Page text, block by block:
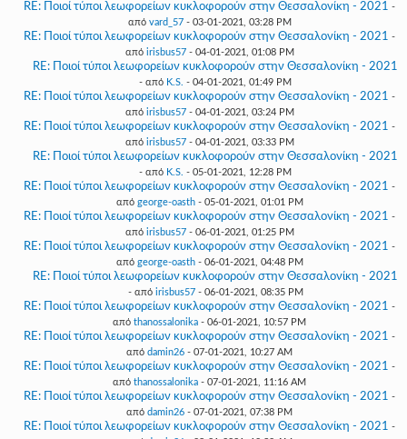
RE: Ποιοί τύποι λεωφορείων κυκλοφορούν στην Θεσσαλονίκη - 2021 -
από vard_57- 03-01-2021, 03:28 PM
RE: Ποιοί τύποι λεωφορείων κυκλοφορούν στην Θεσσαλονίκη - 2021 -
από irisbus57- 04-01-2021, 01:08 PM
RE: Ποιοί τύποι λεωφορείων κυκλοφορούν στην Θεσσαλονίκη - 2021
- από K.S. - 04-01-2021, 01:49 PM
RE: Ποιοί τύποι λεωφορείων κυκλοφορούν στην Θεσσαλονίκη - 2021 -
από irisbus57- 04-01-2021, 03:24 PM
RE: Ποιοί τύποι λεωφορείων κυκλοφορούν στην Θεσσαλονίκη - 2021 -
από irisbus57- 04-01-2021, 03:33 PM
RE: Ποιοί τύποι λεωφορείων κυκλοφορούν στην Θεσσαλονίκη - 2021
- από K.S. - 05-01-2021, 12:28 PM
RE: Ποιοί τύποι λεωφορείων κυκλοφορούν στην Θεσσαλονίκη - 2021 -
από george-oasth- 05-01-2021, 01:01 PM
RE: Ποιοί τύποι λεωφορείων κυκλοφορούν στην Θεσσαλονίκη - 2021 -
από irisbus57- 06-01-2021, 01:25 PM
RE: Ποιοί τύποι λεωφορείων κυκλοφορούν στην Θεσσαλονίκη - 2021 -
από george-oasth- 06-01-2021, 04:48 PM
RE: Ποιοί τύποι λεωφορείων κυκλοφορούν στην Θεσσαλονίκη - 2021
- από irisbus57- 06-01-2021, 08:35 PM
RE: Ποιοί τύποι λεωφορείων κυκλοφορούν στην Θεσσαλονίκη - 2021 -
από thanossalonika - 06-01-2021, 10:57 PM
RE: Ποιοί τύποι λεωφορείων κυκλοφορούν στην Θεσσαλονίκη - 2021 -
από damin26 - 07-01-2021, 10:27 AM
RE: Ποιοί τύποι λεωφορείων κυκλοφορούν στην Θεσσαλονίκη - 2021 -
από thanossalonika - 07-01-2021, 11:16 AM
RE: Ποιοί τύποι λεωφορείων κυκλοφορούν στην Θεσσαλονίκη - 2021 -
από damin26 - 07-01-2021, 07:38 PM
RE: Ποιοί τύποι λεωφορείων κυκλοφορούν στην Θεσσαλονίκη - 2021 -